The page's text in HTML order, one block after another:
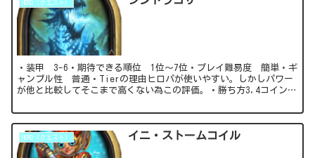
HERO（クエスト）
・装甲 3-6・期待できる順位 1位～7位・プレイ難易度 簡単・ギ
ャンブル性 普通・Tierの理由ヒロパが使いやすい。しかしパワー
が他と比較してそこまで高くない為この評価。・勝ち方3,4コイン目
HERO（クエスト） イニ・ストームコイル